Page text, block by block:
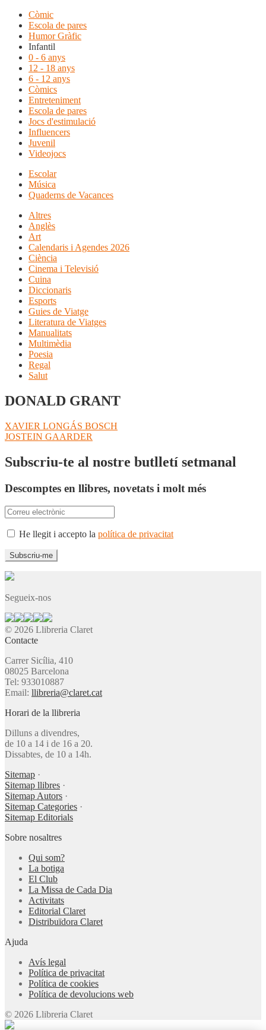
Còmic
Escola de pares
Humor Gràfic
Infantil
0 - 6 anys
12 - 18 anys
6 - 12 anys
Còmics
Entreteniment
Escola de pares
Jocs d'estimulació
Influencers
Juvenil
Videojocs
Escolar
Música
Quaderns de Vacances
Altres
Anglès
Art
Calendaris i Agendes 2026
Ciència
Cinema i Televisió
Cuina
Diccionaris
Esports
Guies de Viatge
Literatura de Viatges
Manualitats
Multimèdia
Poesia
Regal
Salut
DONALD GRANT
Navegació
d'entrades
Entrada
anterior:
XAVIER LONGÁS BOSCH
Pròxima
JOSTEIN GAARDER
Subscriu-te al nostre butlletí setmanal
Descomptes en llibres, novetats i molt més
He llegit i accepto la política de privacitat
Segueix-nos
© 2026 Llibreria Claret
Contacte
Carrer Sicília, 410
08025 Barcelona
Tel: 933010887
Email: llibreria@claret.cat
Horari de la llibreria
Dilluns a divendres,
de 10 a 14 i de 16 a 20.
Dissabtes, de 10 a 14h.
Sitemap ·
Sitemap llibres ·
Sitemap Autors ·
Sitemap Categories ·
Sitemap Editorials
Sobre nosaltres
Qui som?
La botiga
El Club
La Missa de Cada Dia
Activitats
Editorial Claret
Distribuïdora Claret
Ajuda
Avís legal
Política de privacitat
Política de cookies
Política de devolucions web
© 2026 Llibreria Claret